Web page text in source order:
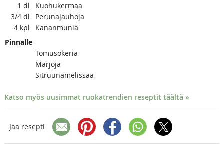
1 dl
Kuohukermaa
3/4 dl
Perunajauhoja
4 kpl
Kananmunia
Pinnalle
Tomusokeria
Marjoja
Sitruunamelissaa
Katso myös uusimmat ruokatrendien reseptit täältä »
Jaa resepti